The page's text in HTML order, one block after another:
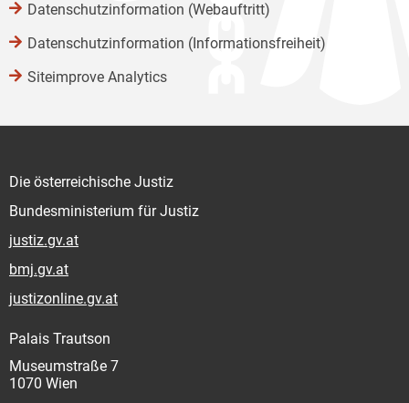
Datenschutzinformation (Webauftritt)
Datenschutzinformation (Informationsfreiheit)
Siteimprove Analytics
Die österreichische Justiz
Bundesministerium für Justiz
justiz.gv.at
bmj.gv.at
justizonline.gv.at
Palais Trautson
Museumstraße 7
1070 Wien